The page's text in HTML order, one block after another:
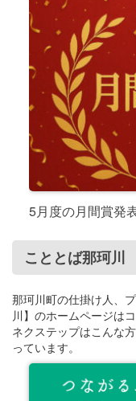
5月度の月間賞発
こととば那珂川
那珂川町の仕掛け人、
川】のホームページは
ネクステップはこんな
っています。